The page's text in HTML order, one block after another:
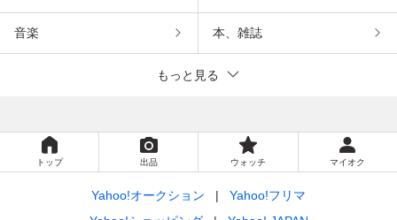
音楽 本、雑誌
もっと見る
トップ 出品 ウォッチ マイオク
Yahoo!オークション
Yahoo!フリマ